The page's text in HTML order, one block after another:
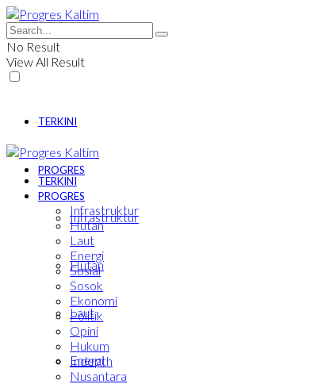
No Result
View All Result
TERKINI
PROGRES
Infrastruktur
Hutan
Laut
Energi
TERKINI
PROGRES
Infrastruktur
Hutan
Laut
Energi
Sosial
Sosok
Ekonomi
Politik
Opini
Hukum
Indepth
Nusantara